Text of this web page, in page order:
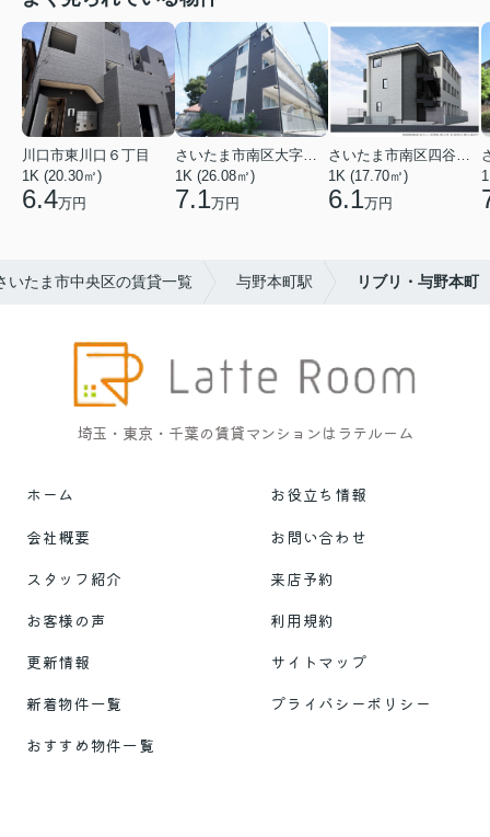
川口市東川口６丁目
1K (20.30㎡)
6.4万円
1K (26.08㎡)
7.1万円
1K (17.70㎡)
6.1万円
いたま市中央区の賃貸一覧 与野本町駅 リブリ・与野本町
埼玉・東京・千葉の賃貸マンションはラテルーム
ホーム
お役立ち情報
会社概要
お問い合わせ
スタッフ紹介
来店予約
お客様の声
利用規約
更新情報
サイトマップ
新着物件一覧
プライバシーポリシー
おすすめ物件一覧